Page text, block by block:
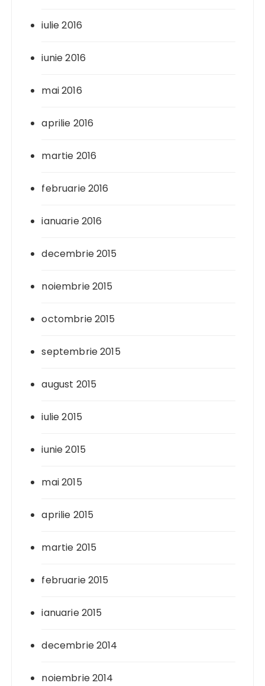
iulie 2016
iunie 2016
mai 2016
aprilie 2016
martie 2016
februarie 2016
ianuarie 2016
decembrie 2015
noiembrie 2015
octombrie 2015
septembrie 2015
august 2015
iulie 2015
iunie 2015
mai 2015
aprilie 2015
martie 2015
februarie 2015
ianuarie 2015
decembrie 2014
noiembrie 2014